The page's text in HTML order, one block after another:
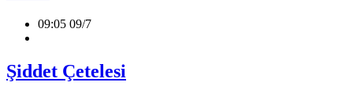
09:05 09/7
Şiddet Çetelesi